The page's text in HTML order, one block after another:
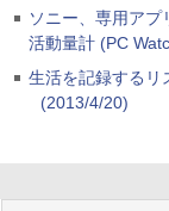
ソニー、専用ア
活動量計 (PC
生活を記録するリ
(2013/4/20)